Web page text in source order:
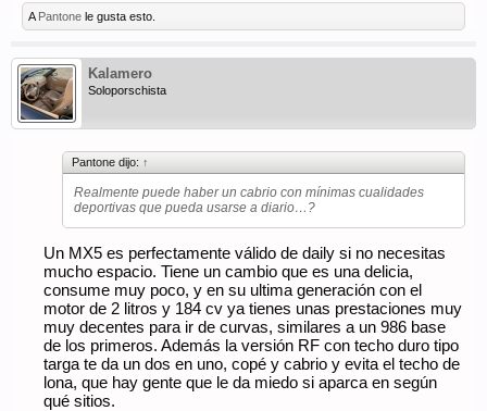
A Pantone le gusta esto.
Kalamero
Soloporschista
Pantone dijo: ↑
Realmente puede haber un cabrio con mínimas cualidades
deportivas que pueda usarse a diario…?
Un MX5 es perfectamente válido de daily si no necesitas
mucho espacio. Tiene un cambio que es una delicia,
consume muy poco, y en su ultima generación con el
motor de 2 litros y 184 cv ya tienes unas prestaciones muy
muy decentes para ir de curvas, similares a un 986 base
de los primeros. Además la versión RF con techo duro tipo
targa te da un dos en uno, copé y cabrio y evita el techo de
lona, que hay gente que le da miedo si aparca en según
qué sitios.